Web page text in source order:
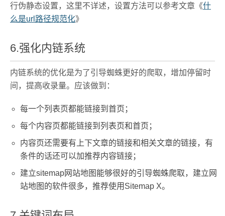
行伪静态设置，这里不详述，设置方法可以参考文章《什
么是url路径规范化》
6.强化内链系统
内链系统的优化是为了引导蜘蛛更好的爬取，增加停留时
间，提高收录量。应该做到：
每一个列表页都能链接到首页；
每个内容页都能链接到列表页和首页；
内容页还需要有上下文章的链接和相关文章的链接，有
条件的话还可以加推荐内容链接；
建立sitemap网站地图能够很好的引导蜘蛛爬取，建立网
站地图的软件很多，推荐使用Sitemap X。